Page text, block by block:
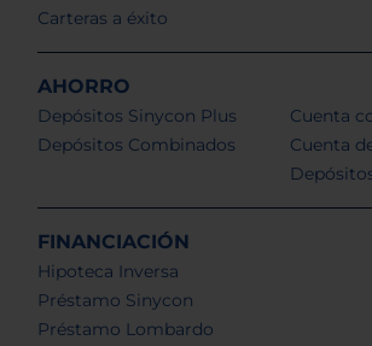
Carteras a éxito
AHORRO
Depósitos Sinycon Plus
Depósitos Combinados
Cuenta
Cuenta
FINANCIACIÓN
Hipoteca Inversa
Préstamo Sinycon
Préstamo Lombardo